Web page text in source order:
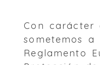
Con carácter
sometemos
Reglamento